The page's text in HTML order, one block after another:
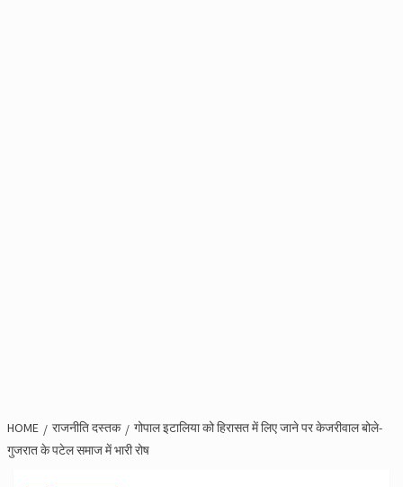
HOME राजनीति दस्तक
गोपाल इटालिया को हिरासत में लिए जाने पर केजरीवाल बोले-
गुजरात के पटेल समाज में भारी रोष